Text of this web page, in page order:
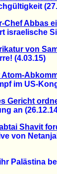
Chef Abbas
von
(4.03.15)
im US-
Gericht
an
Shavit
von
Palästina